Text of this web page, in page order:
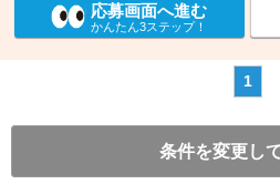
応募画面へ進む
かんたん3ステップ！
1
条件を変更し